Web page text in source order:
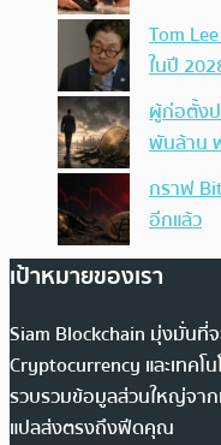
Tom
ในปี
ผู้ก่อตั้ง
พันล้าน
กราฟ
อีกแล้ว
เป้าหมายของเรา
Siam Blockchain มุ่งมั่นที่
Cryptocurrency และเทคโ
รวบรวมข้อมูลส่วนใหญ่จาก
แปลส่งตรงถึงฟีดคุณ